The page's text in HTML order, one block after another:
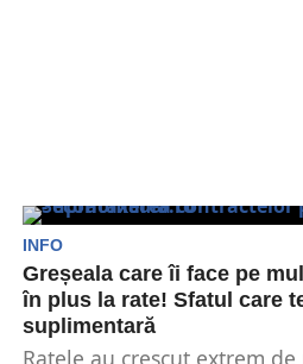
INFO
Greșeala care îi face pe
în plus la rate! Sfatul care
suplimentară
Ratele au crescut extrem